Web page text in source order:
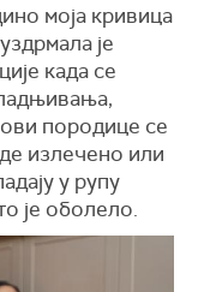
моја кривица
је
када се
породице се
излечено или
у рупу
је оболело.